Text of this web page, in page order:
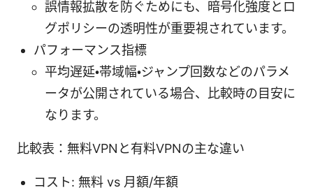
誤情報拡散を防ぐためにも、暗号化強度とロ
グポリシーの透明性が重要視されています。
パフォーマンス指標
平均遅延・帯域幅・ジャンプ回数などのパラメ
ータが公開されている場合、比較時の目安に
なります。
比較表：無料VPNと有料VPNの主な違い
コスト: 無料 vs 月額/年額